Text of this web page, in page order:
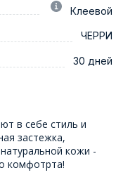
Клеевой
ЧЕРРИ
30 дней
в себе стиль и
застежка,
кожи -
комфотрта!